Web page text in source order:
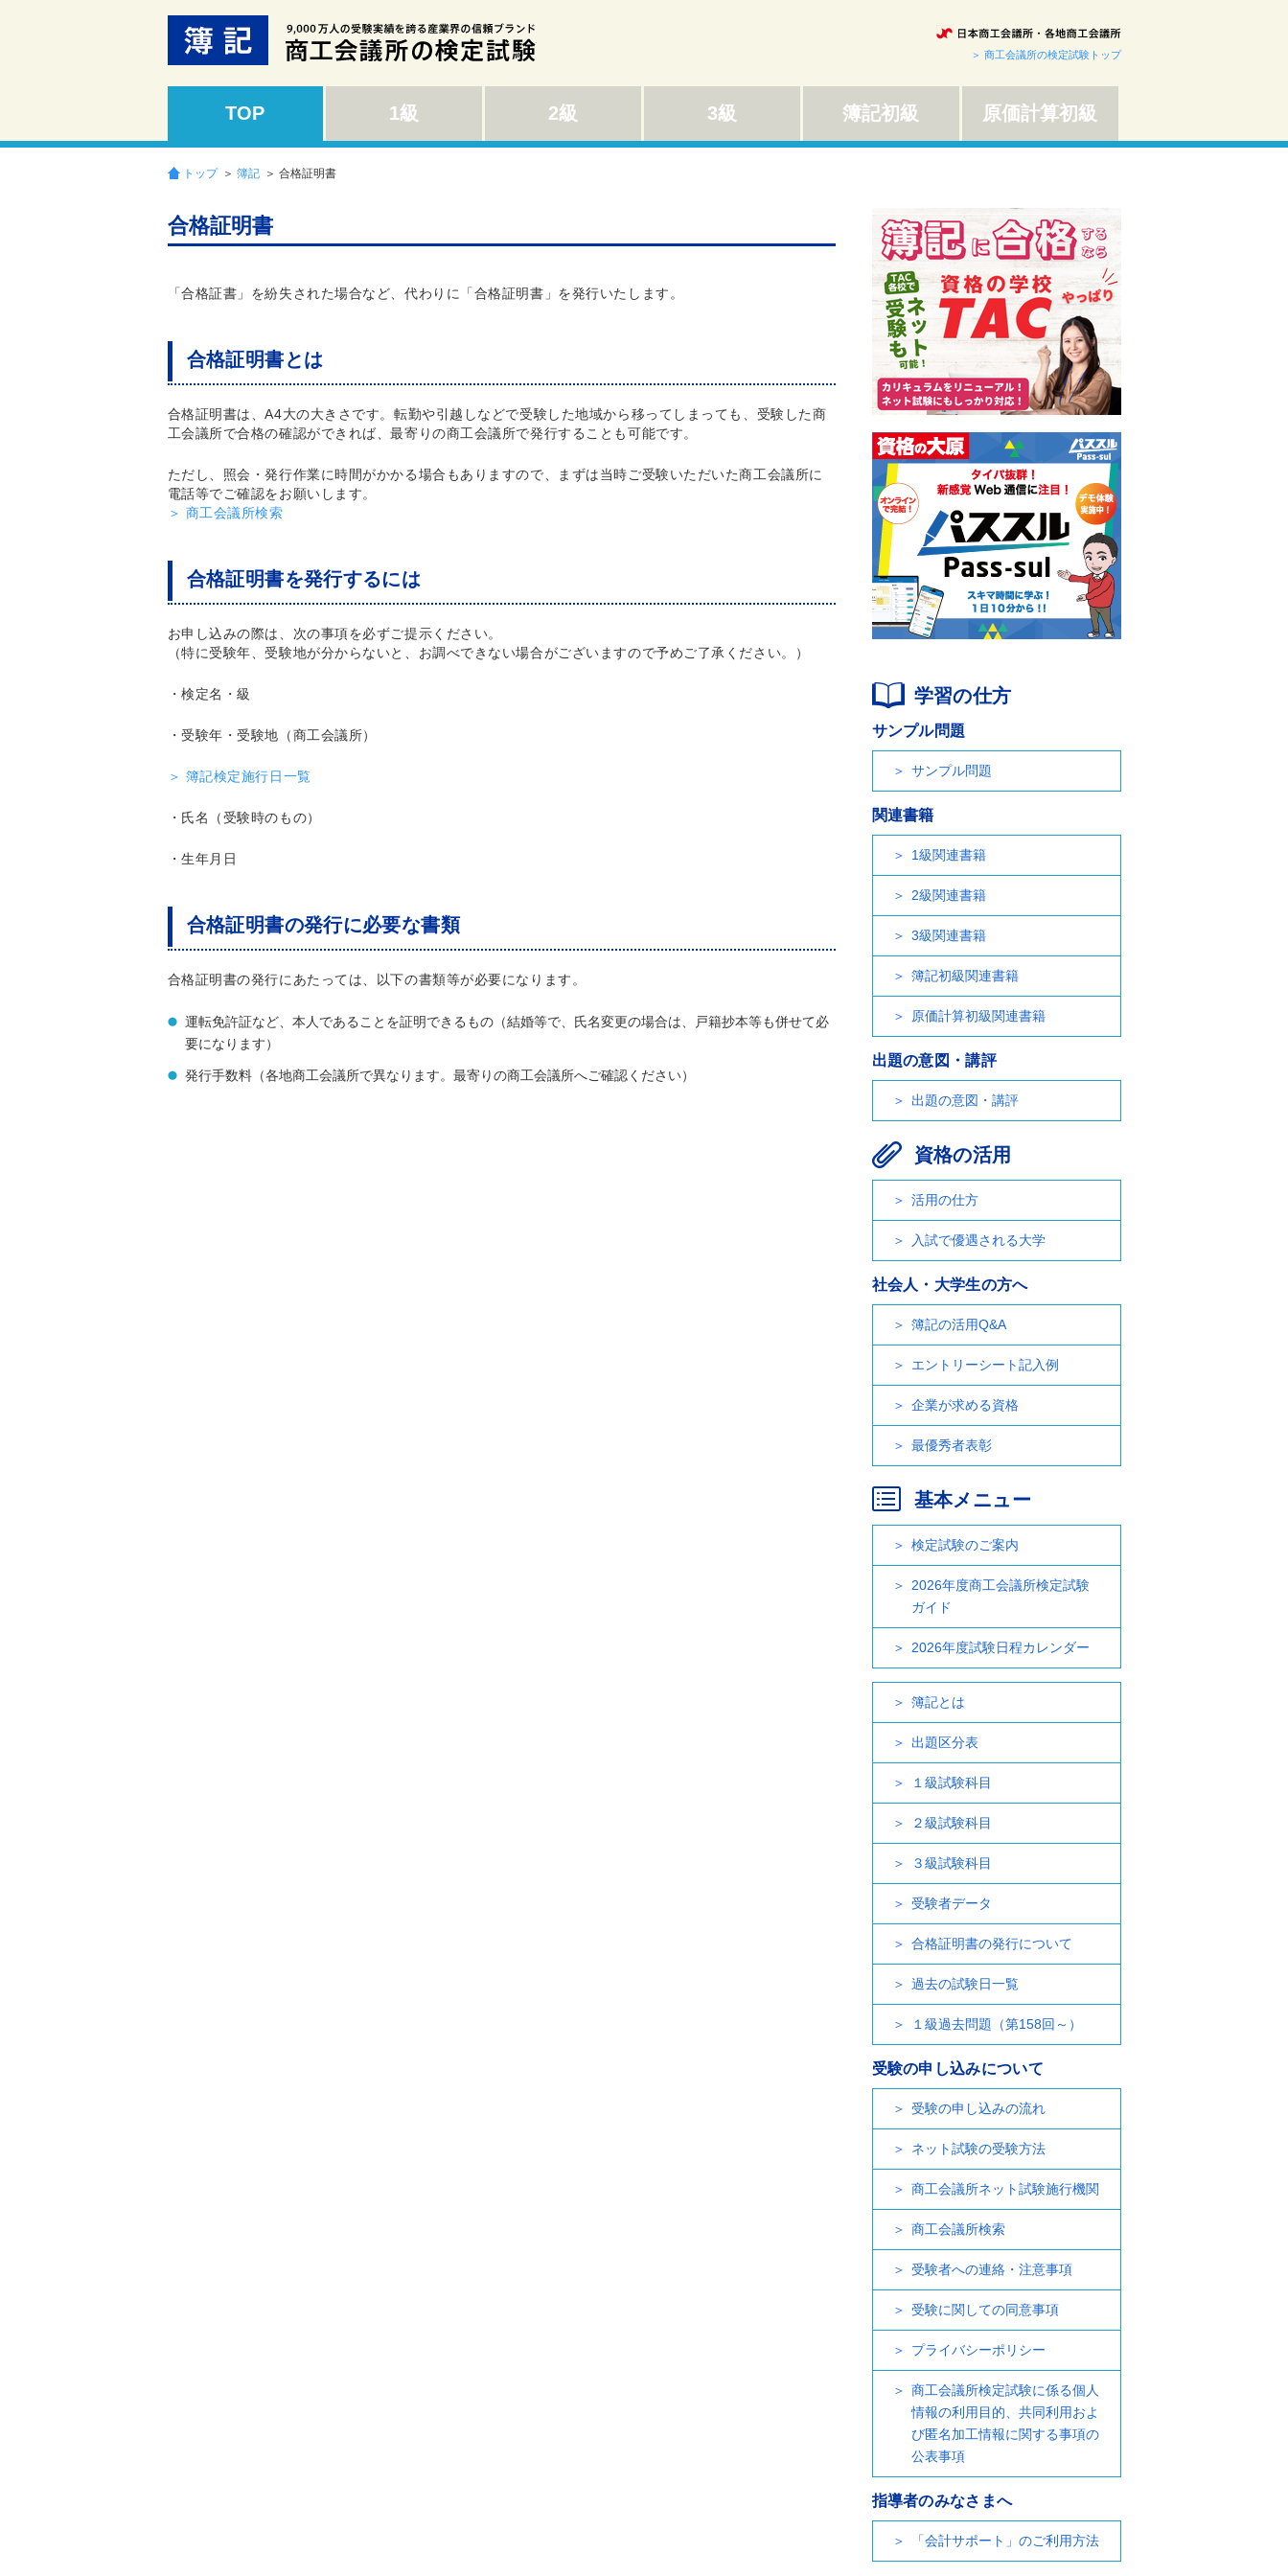
＞ 商工会議所の検定試験トップ
TOP 1級 2級 3級 簿記初級 原価計算初級
トップ ＞ 簿記 ＞ 合格証明書
合格証明書
「合格証書」を紛失された場合など、代わりに「合格証明書」を発行いたします。
合格証明書とは
合格証明書は、A4大の大きさです。転勤や引越しなどで受験した地域から移ってしまっても、受験した商
工会議所で合格の確認ができれば、最寄りの商工会議所で発行することも可能です。
ただし、照会・発行作業に時間がかかる場合もありますので、まずは当時ご受験いただいた商工会議所に
電話等でご確認をお願いします。
＞ 商工会議所検索
合格証明書を発行するには
お申し込みの際は、次の事項を必ずご提示ください。
（特に受験年、受験地が分からないと、お調べできない場合がございますので予めご了承ください。）
・検定名・級
・受験年・受験地（商工会議所）
＞ 簿記検定施行日一覧
・氏名（受験時のもの）
・生年月日
合格証明書の発行に必要な書類
合格証明書の発行にあたっては、以下の書類等が必要になります。
運転免許証など、本人であることを証明できるもの（結婚等で、氏名変更の場合は、戸籍抄本等も併せて必
要になります）
発行手数料（各地商工会議所で異なります。最寄りの商工会議所へご確認ください）
学習の仕方
サンプル問題
サンプル問題
関連書籍
1級関連書籍
2級関連書籍
3級関連書籍
簿記初級関連書籍
原価計算初級関連書籍
出題の意図・講評
出題の意図・講評
資格の活用
活用の仕方
入試で優遇される大学
社会人・大学生の方へ
簿記の活用Q&A
エントリーシート記入例
企業が求める資格
最優秀者表彰
基本メニュー
検定試験のご案内
2026年度商工会議所検定試験
ガイド
2026年度試験日程カレンダー
簿記とは
出題区分表
１級試験科目
２級試験科目
３級試験科目
受験者データ
合格証明書の発行について
過去の試験日一覧
１級過去問題（第158回～）
受験の申し込みについて
受験の申し込みの流れ
ネット試験の受験方法
商工会議所ネット試験施行機関
商工会議所検索
受験者への連絡・注意事項
受験に関しての同意事項
プライバシーポリシー
商工会議所検定試験に係る個人
情報の利用目的、共同利用およ
び匿名加工情報に関する事項の
公表事項
指導者のみなさまへ
「会計サポート」のご利用方法